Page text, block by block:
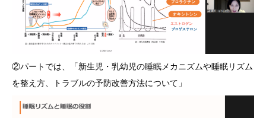
②パートでは、「新生児・乳幼児の睡眠メカニズムや睡眠リズム
を整え方、トラブルの予防改善方法について」